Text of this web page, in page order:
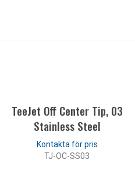
TeeJet Off Center Tip, 03
Stainless Steel
TJ-OC-SS03